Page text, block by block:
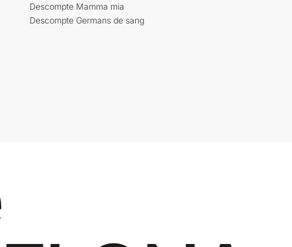
Descompte Mamma mia
Descompte Germans de sang